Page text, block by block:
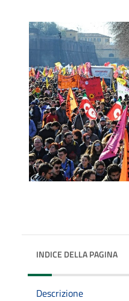
INDICE DELLA PAGINA
Descrizione